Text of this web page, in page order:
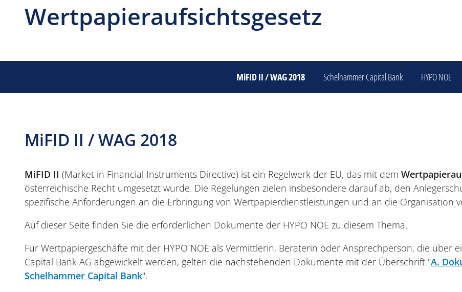
Wertpapieraufsichtsgesetz
MiFID II / WAG 2018 Schelhammer Capital Bank HYPO NOE
MiFID II / WAG 2018
MiFID II (Market in Financial Instruments Directive) ist ein Regelwerk der EU, das mit dem
österreichische Recht umgesetzt wurde. Die Regelungen zielen insbesondere darauf ab, den
spezifische Anforderungen an die Erbringung von Wertpapierdienstleistungen und an die Organisation
Auf dieser Seite finden Sie die erforderlichen Dokumente der HYPO NOE zu diesem Thema.
Für Wertpapiergeschäfte mit der HYPO NOE als Vermittlerin, Beraterin oder Ansprechperson, die über
Capital Bank AG abgewickelt werden, gelten die nachstehenden Dokumente mit der Überschrift "A.
Schelhammer Capital Bank".